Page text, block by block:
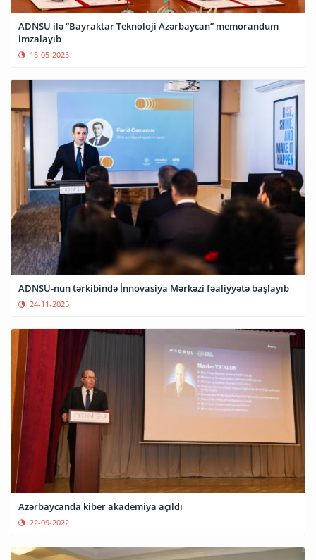
ADNSU ilə “Bayraktar Teknoloji Azərbaycan” memorandum
imzalayıb
15-05-2025
ADNSU-nun tərkibində İnnovasiya Mərkəzi fəaliyyətə başlayıb
24-11-2025
Azərbaycanda kiber akademiya açıldı
22-09-2022